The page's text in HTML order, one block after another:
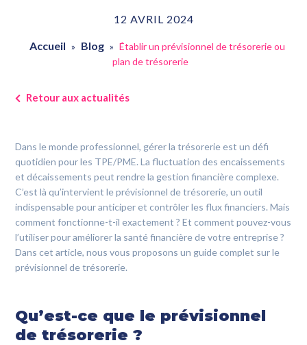
SE CONNECTER
CONTACTEZ-NOUS
0800 00 19 44
12 AVRIL 2024
Accueil » Blog » Établir un prévisionnel de trésorerie ou
plan de trésorerie
Retour aux actualités
Dans le monde professionnel, gérer la trésorerie est un défi
quotidien pour les TPE/PME. La fluctuation des encaissements
et décaissements peut rendre la gestion financière complexe.
C’est là qu’intervient le prévisionnel de trésorerie, un outil
indispensable pour anticiper et contrôler les flux financiers. Mais
comment fonctionne-t-il exactement ? Et comment pouvez-vous
l’utiliser pour améliorer la santé financière de votre entreprise ?
Dans cet article, nous vous proposons un guide complet sur le
prévisionnel de trésorerie.
Qu’est-ce que le prévisionnel
de trésorerie ?